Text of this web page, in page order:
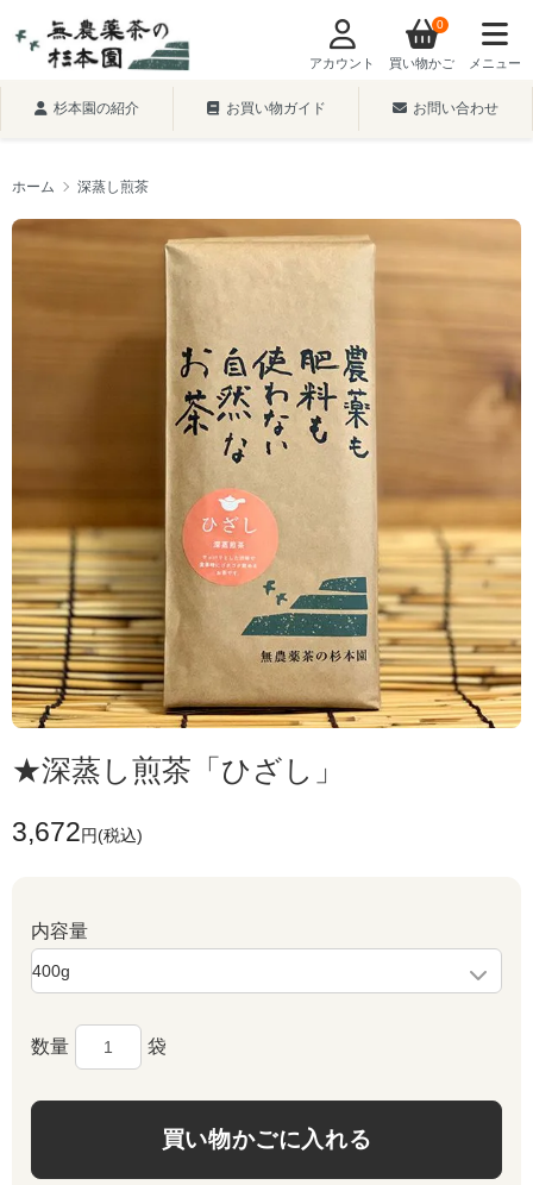
アカウント 買い物かご
0
メニュー
杉本園の紹介 お買い物ガイド お問い合わせ
ホーム 深蒸し煎茶
★深蒸し煎茶「ひざし」
3,672円(税込)
内容量
数量 袋